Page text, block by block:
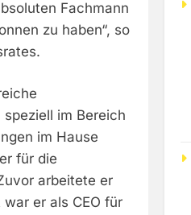
Fachmann
zu haben“, so
im Bereich
im Hause
für die
arbeitete er
er als CEO für